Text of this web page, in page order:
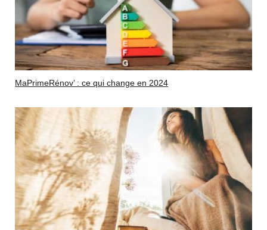
MaPrimeRénov’ : ce qui change en 2024